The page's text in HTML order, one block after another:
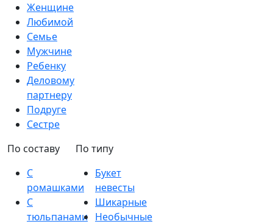
Женщине
Любимой
Семье
Мужчине
Ребенку
Деловому
партнеру
Подруге
Сестре
По составу
С
ромашками
С
тюльпанами
По типу
Букет
невесты
Шикарные
Необычные